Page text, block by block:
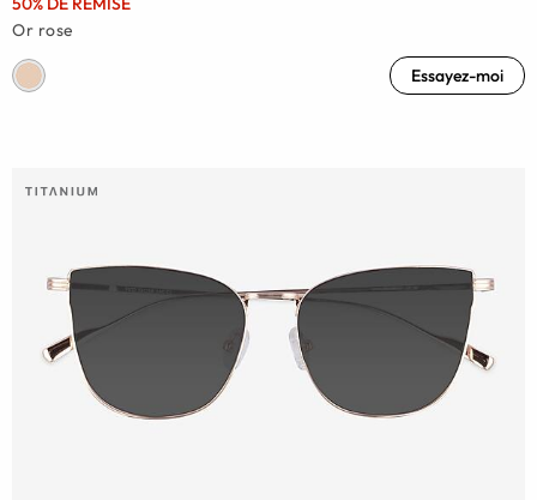
Or rose
Essayez-moi